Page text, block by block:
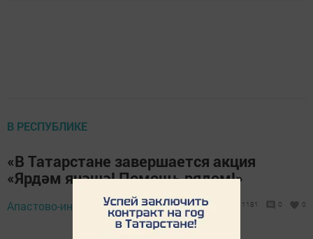
В РЕСПУБЛИКЕ
«В Татарстане завершается акция
«Ярдәм янәшә! Помощь рядом!»
Апастово-информ, 29 июня 2020 - 14:00 1181 0 0